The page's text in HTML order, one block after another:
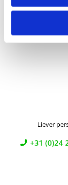
Liever
+31 (0)24